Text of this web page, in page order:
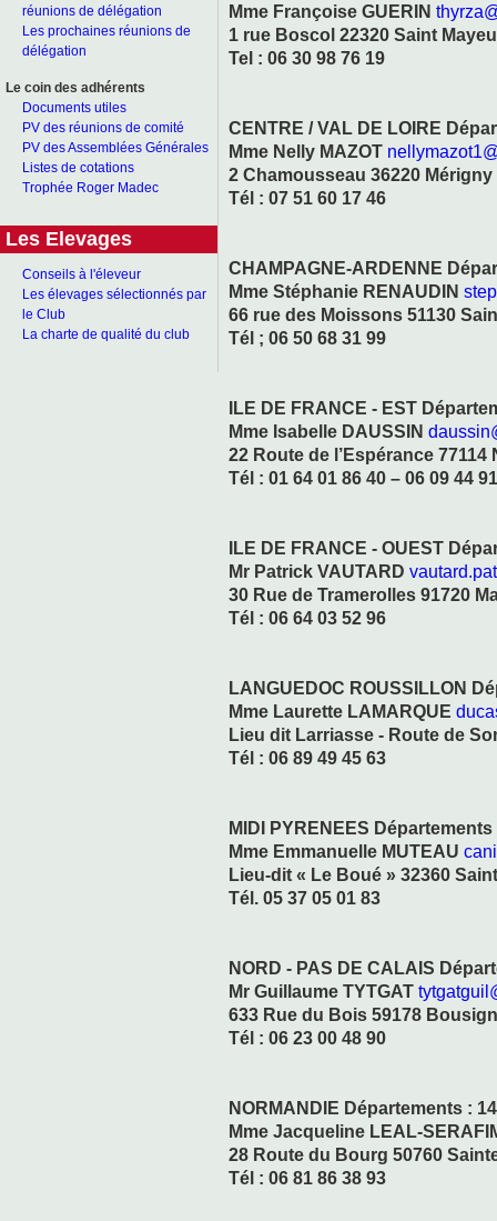
réunions de délégation
Les prochaines réunions de
délégation
Le coin des adhérents
Documents utiles
PV des réunions de comité
PV des Assemblées Générales
Listes de cotations
Trophée Roger Madec
Les Elevages
Conseils à l'éleveur
Les élevages sélectionnés par
le Club
La charte de qualité du club
Mme Françoise GUERIN
1 rue Boscol 22320 Saint
Tel : 06 30 98 76 19
CENTRE / VAL DE LOIRE
Mme Nelly MAZOT
2 Chamousseau 36220 Mérigny
Tél : 07 51 60 17 46
CHAMPAGNE-ARDENNE
Mme Stéphanie RENAUDIN
66 rue des Moissons 51130
Tél ; 06 50 68 31 99
ILE DE FRANCE - EST
Mme Isabelle DAUSSIN
22 Route de l’Espérance
Tél : 01 64 01 86 40 – 06 09 44
ILE DE FRANCE - OUEST
Mr Patrick VAUTARD
30 Rue de Tramerolles 91720
Tél : 06 64 03 52 96
LANGUEDOC ROUSSILLON
Mme Laurette LAMARQUE
Lieu dit Larriasse - Route de
Tél : 06 89 49 45 63
MIDI PYRENEES Départements
Mme Emmanuelle MUTEAU
Lieu-dit « Le Boué » 32360
Tél. 05 37 05 01 83
NORD - PAS DE CALAIS
Mr Guillaume TYTGAT
633 Rue du Bois 59178
Tél : 06 23 00 48 90
NORMANDIE Départements :
Mme Jacqueline LEAL-
28 Route du Bourg 50760
Tél : 06 81 86 38 93